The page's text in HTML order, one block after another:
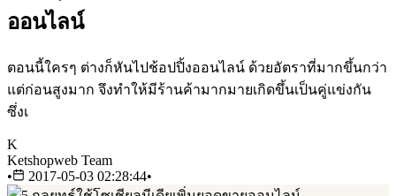
ออนไลน์
ตอนนี้ใครๆ ต่างก็หันไปช้อปปิ้งออนไลน์ ด้วยอัตราที่มากขึ้นกว่า
แต่ก่อนสูงมาก จึงทำให้มีร้านค้ามากมายเกิดขึ้นเป็นคู่แข่งกัน
ซึ่งเ
K
Ketshopweb Team
•
2017-05-03 02:28:44•